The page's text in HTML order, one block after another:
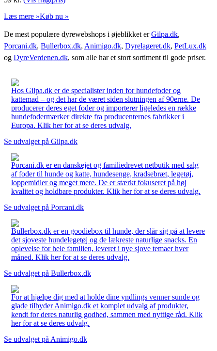
Læs mere »Køb nu »
De mest populære dyrewebshops i øjeblikket erGilpa.dk,
Porcani.dk, Bullerbox.dk, Animigo.dk, Dyrelageret.dk, PetLux.dk
og DyreVerdenen.dk, som alle har et stort sortiment til gode priser.
Hos Gilpa.dk er de specialister inden for hundefoder og
kattemad – og det har de været siden slutningen af 90erne. De
producerer deres eget foder og importerer ligeledes en række
hundefodermærker direkte fra producenternes fabrikker i
Europa. Klik her for at se deres udvalg.
Se udvalget på Gilpa.dk
Porcani.dk er en danskejet og familiedrevet netbutik med salg
af foder til hunde og katte, hundesenge, kradsebræt, legetøj,
loppemidler og meget mere. De er stærkt fokuseret på høj
kvalitet og holdbare produkter. Klik her for at se deres udvalg.
Se udvalget på Porcani.dk
Bullerbox.dk er en goodiebox til hunde, der slår sig på at levere
det sjoveste hundelegetøj og de lækreste naturlige snacks. En
oplevelse for hele familien, leveret i nye sjove temaer hver
måned. Klik her for at se deres udvalg.
Se udvalget på Bullerbox.dk
For at hjælpe dig med at holde dine yndlings venner sunde og
glade tilbyder Animigo.dk et komplet udvalg af produkter,
kendt for deres naturlig godhed, sammen med nyttige råd. Klik
her for at se deres udvalg.
Se udvalget på Animigo.dk